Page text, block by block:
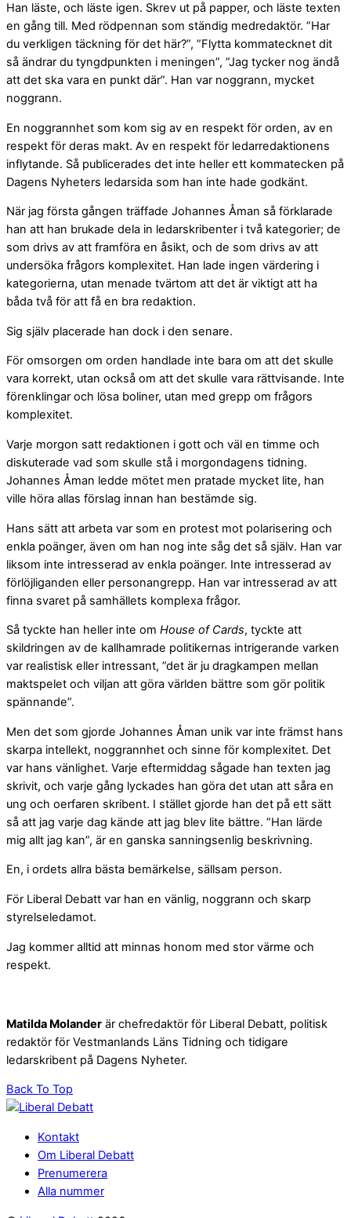
Han läste, och läste igen. Skrev ut på papper, och läste texten
en gång till. Med rödpennan som ständig medredaktör. ”Har
du verkligen täckning för det här?”, ”Flytta kommatecknet dit
så ändrar du tyngdpunkten i meningen”, ”Jag tycker nog ändå
att det ska vara en punkt där”. Han var noggrann, mycket
noggrann.
En noggrannhet som kom sig av en respekt för orden, av en
respekt för deras makt. Av en respekt för ledarredaktionens
inflytande. Så publicerades det inte heller ett kommatecken på
Dagens Nyheters ledarsida som han inte hade godkänt.
När jag första gången träffade Johannes Åman så förklarade
han att han brukade dela in ledarskribenter i två kategorier; de
som drivs av att framföra en åsikt, och de som drivs av att
undersöka frågors komplexitet. Han lade ingen värdering i
kategorierna, utan menade tvärtom att det är viktigt att ha
båda två för att få en bra redaktion.
Sig själv placerade han dock i den senare.
För omsorgen om orden handlade inte bara om att det skulle
vara korrekt, utan också om att det skulle vara rättvisande. Inte
förenklingar och lösa boliner, utan med grepp om frågors
komplexitet.
Varje morgon satt redaktionen i gott och väl en timme och
diskuterade vad som skulle stå i morgondagens tidning.
Johannes Åman ledde mötet men pratade mycket lite, han
ville höra allas förslag innan han bestämde sig.
Hans sätt att arbeta var som en protest mot polarisering och
enkla poänger, även om han nog inte såg det så själv. Han var
liksom inte intresserad av enkla poänger. Inte intresserad av
förlöjliganden eller personangrepp. Han var intresserad av att
finna svaret på samhällets komplexa frågor.
Så tyckte han heller inte om House of Cards, tyckte att
skildringen av de kallhamrade politikernas intrigerande varken
var realistisk eller intressant, ”det är ju dragkampen mellan
maktspelet och viljan att göra världen bättre som gör politik
spännande”.
Men det som gjorde Johannes Åman unik var inte främst hans
skarpa intellekt, noggrannhet och sinne för komplexitet. Det
var hans vänlighet. Varje eftermiddag sågade han texten jag
skrivit, och varje gång lyckades han göra det utan att såra en
ung och oerfaren skribent. I stället gjorde han det på ett sätt
så att jag varje dag kände att jag blev lite bättre. ”Han lärde
mig allt jag kan”, är en ganska sanningsenlig beskrivning.
En, i ordets allra bästa bemärkelse, sällsam person.
För Liberal Debatt var han en vänlig, noggrann och skarp
styrelseledamot.
Jag kommer alltid att minnas honom med stor värme och
respekt.
Matilda Molander är chefredaktör för Liberal Debatt, politisk
redaktör för Vestmanlands Läns Tidning och tidigare
ledarskribent på Dagens Nyheter.
Back To Top
Kontakt
Om Liberal Debatt
Prenumerera
Alla nummer